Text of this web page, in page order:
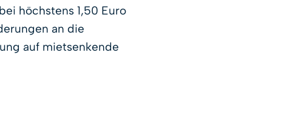
höchstens 1,50 Euro
an die
auf mietsenkende